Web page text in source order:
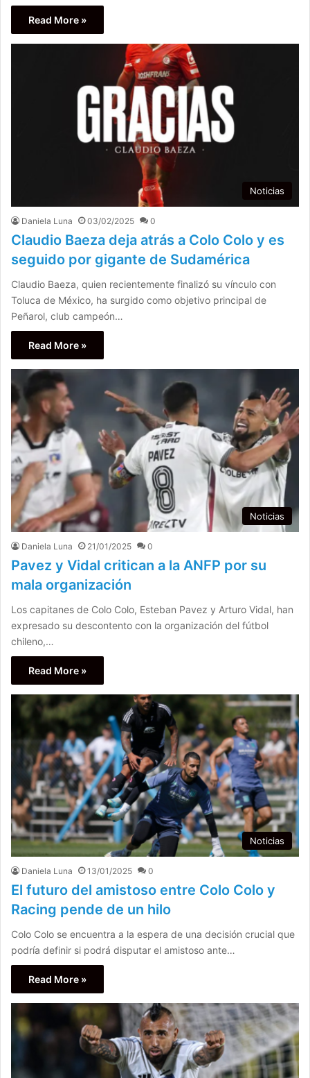
Read More »
Noticias
Daniela Luna 03/02/2025 0
Claudio Baeza deja atrás a Colo Colo y es
seguido por gigante de Sudamérica
Claudio Baeza, quien recientemente finalizó su vínculo con
Toluca de México, ha surgido como objetivo principal de
Peñarol, club campeón…
Read More »
Noticias
Daniela Luna 21/01/2025 0
Pavez y Vidal critican a la ANFP por su
mala organización
Los capitanes de Colo Colo, Esteban Pavez y Arturo Vidal, han
expresado su descontento con la organización del fútbol
chileno,…
Read More »
Noticias
Daniela Luna 13/01/2025 0
El futuro del amistoso entre Colo Colo y
Racing pende de un hilo
Colo Colo se encuentra a la espera de una decisión crucial que
podría definir si podrá disputar el amistoso ante…
Read More »